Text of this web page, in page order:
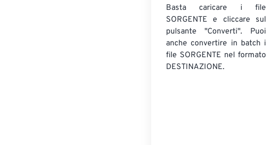
Basta caricare i file
SORGENTE e cliccare sul
pulsante "Converti". Puoi
anche convertire in batch i
file SORGENTE nel formato
DESTINAZIONE.